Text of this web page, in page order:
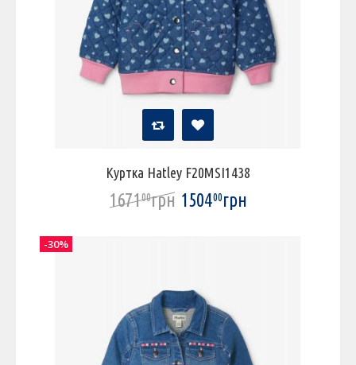
Куртка Hatley F20MSI1438
167100грн 150400грн
-30%